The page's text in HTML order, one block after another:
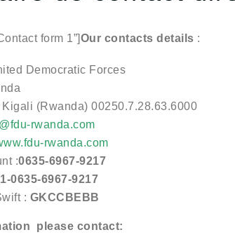
form 1”]Our contacts details :
Democratic Forces
Kigali (Rwanda) 00250.7.28.63.6000
rwanda.com
rwanda.com
:0635-6967-9217
0635-6967-9217
: GKCCBEBB
please contact: